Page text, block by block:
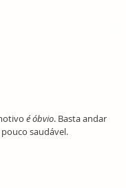
é óbvio. Basta andar
saudável.